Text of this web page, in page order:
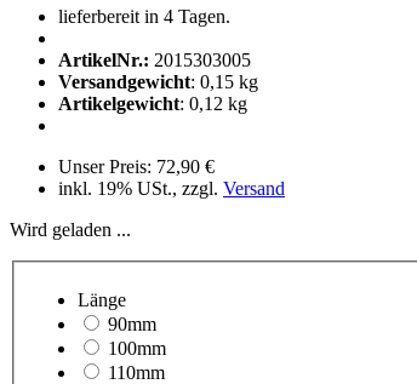
lieferbereit in 4 Tagen.
ArtikelNr.: 2015303005
Versandgewicht: 0,15 kg
Artikelgewicht: 0,12 kg
Unser Preis: 72,90 €
inkl. 19% USt., zzgl. Versand
Wird geladen ...
Länge
90mm
100mm
110mm